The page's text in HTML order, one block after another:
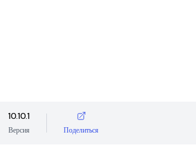
10.10.1
Версия Поделиться